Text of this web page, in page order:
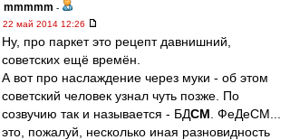
mmmmm -
22 май 2014 12:26
Ну, про паркет это рецепт давнишний,
советских ещё времён.
А вот про наслаждение через муки - об этом
советский человек узнал чуть позже. По
созвучию так и называется - БДСМ . ФеДеСМ...
это, пожалуй, несколько иная разновидность